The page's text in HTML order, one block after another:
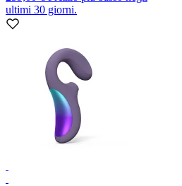
ultimi 30 giorni.